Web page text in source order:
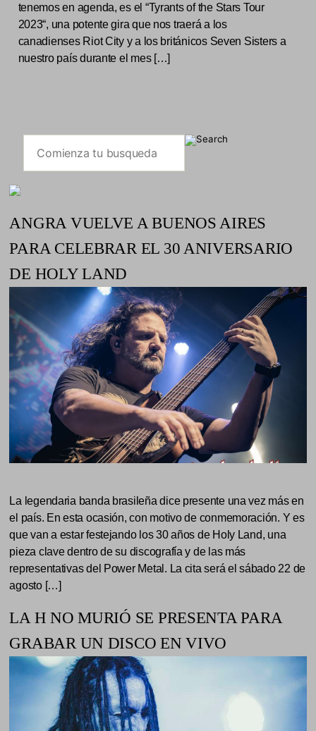
tenemos en agenda, es el “Tyrants of the Stars Tour
2023“, una potente gira que nos traerá a los
canadienses Riot City y a los británicos Seven Sisters a
nuestro país durante el mes […]
ANGRA VUELVE A BUENOS AIRES
PARA CELEBRAR EL 30 ANIVERSARIO
DE HOLY LAND
La legendaria banda brasileña dice presente una vez más en
el país. En esta ocasión, con motivo de conmemoración. Y es
que van a estar festejando los 30 años de Holy Land, una
pieza clave dentro de su discografía y de las más
representativas del Power Metal. La cita será el sábado 22 de
agosto […]
LA H NO MURIÓ SE PRESENTA PARA
GRABAR UN DISCO EN VIVO